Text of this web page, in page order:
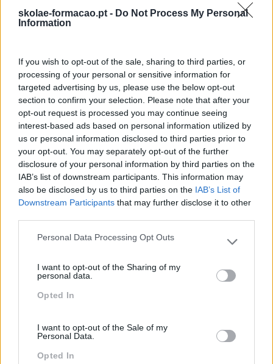
skolae-formacao.pt - Do Not Process My Personal
Information
If you wish to opt-out of the sale, sharing to third parties, or
processing of your personal or sensitive information for
targeted advertising by us, please use the below opt-out
section to confirm your selection. Please note that after your
opt-out request is processed you may continue seeing
interest-based ads based on personal information utilized by
us or personal information disclosed to third parties prior to
your opt-out. You may separately opt-out of the further
disclosure of your personal information by third parties on the
IAB’s list of downstream participants. This information may
also be disclosed by us to third parties on the IAB’s List of
Downstream Participants that may further disclose it to other
Please note that this website/app uses one or more Google
not limited to your visit or usage behaviour. You may click to
grant or deny consent to Google and its third-party tags to
use your data for below specified purposes in below Google
Personal Data Processing Opt Outs
I want to opt-out of the Sharing of my
personal data.
Opted In
I want to opt-out of the Sale of my
Personal Data.
Opted In
Sustentabilidade
Corporativa, Qual O Papel
Dos Líderes?
Criatividade É Das
Competências Mais
Valorizadas Nos
Colaboradores
Pesquisa